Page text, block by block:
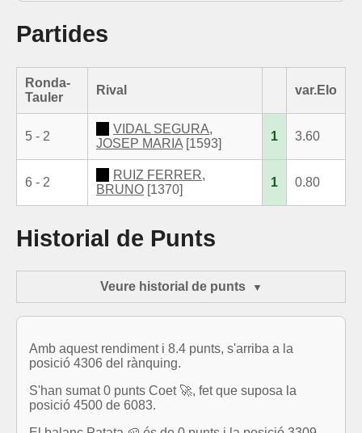
Partides
Ronda-
Tauler
Rival var.Elo
5 - 2
VIDAL SEGURA,
JOSEP MARIA [1593]
1 3.60
6 - 2
RUIZ FERRER,
BRUNO [1370]
1 0.80
Historial de Punts
Veure historial de punts
Amb aquest rendiment i 8.4 punts, s'arriba a la
posició 4306 del rànquing.
S'han sumat 0 punts Coet 🚀, fet que suposa la
posició 4500 de 6083.